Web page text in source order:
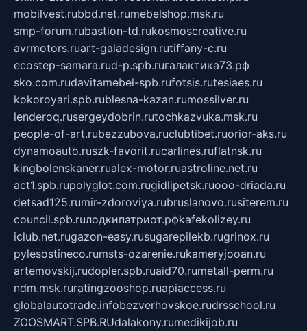
mobilvest.rubbd.net.rumebelshop.msk.ru
smp-forum.rubastion-td.rukosmoscreative.ru
avrmotors.ruart-galadesign.rutiffany-c.ru
ecostep-samara.rud-p.spb.ruгалактика73.рф
sko.com.rudavitamebel-spb.rufotsis.rutesiaes.ru
kokoroyari.spb.rublesna-kazan.rumossilver.ru
lenderoq.rusergeydobrin.rutochkazvuka.msk.ru
people-of-art.rubezzubova.ruclubtibet.ruorior-aks.ru
dynamoauto.ruszk-favorit.rucarlines.ruflatnsk.ru
kingbolenskaner.rualex-motor.ruastroline.net.ru
act1.spb.rupolyglot.com.rugidlipetsk.ruooo-driada.ru
detsad125.rumir-zdoroviya.rubruslanovo.rusiterem.ru
council.spb.ruлодкипатриот.рфkafekolizey.ru
iclub.net.rugazon-easy.rusugarepilekb.rugrinox.ru
pylesostineco.rumsts-ozarenie.rukameryjooan.ru
artemovskij.rudopler.spb.ruaid70.rumetall-perm.ru
ndm.msk.ruratingzooshop.ruapiaccess.ru
globalautotrade.infobezverhovskoe.rudrsschool.ru
ZOOSMART.SPB.RUdalakony.rumedikijob.ru